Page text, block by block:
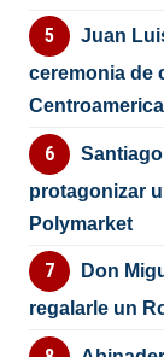
Juan
ceremonia de
protagonizar
Polymarket
Don
regalarle un